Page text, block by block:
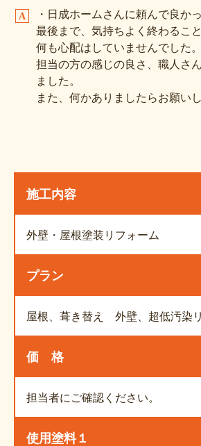
・日成ホームさんに頼んで良か
最後まで、気持ちよく終わるこ
何も心配はしていませんでした。
担当の方の感じの良さ、職人さ
ました。
また、何かありましたらお願い
施工内容
外壁・屋根塗装リフォーム
プラン
屋根、葺き替え 外壁、超低汚染
価 格
担当者にご確認ください。
使用塗料１